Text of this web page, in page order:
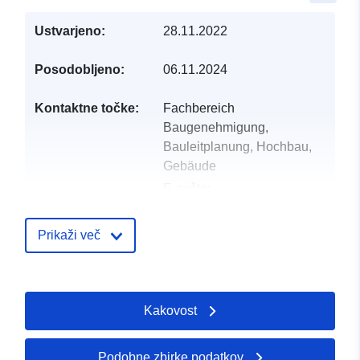
Ustvarjeno: 28.11.2022
Posodobljeno: 06.11.2024
Kontaktne točke:
Fachbereich
Baugenehmigung,
Bauleitplanung, Hochbau,
Gebäude
Dodano v data.europa.eu:
2026
Posodobljeno na spletišču
Prikaži več
Kakovost